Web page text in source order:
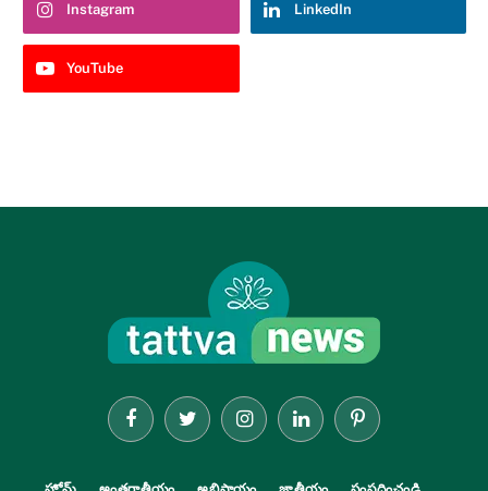
Instagram LinkedIn
YouTube
FacebookTwitter InstagramLinkedInPinterest